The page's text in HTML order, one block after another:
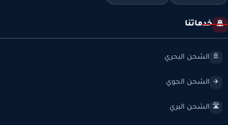
🚢 خدماتنا
🚢 الشحن البحري
✈️ الشحن الجوي
🛣️ الشحن البري